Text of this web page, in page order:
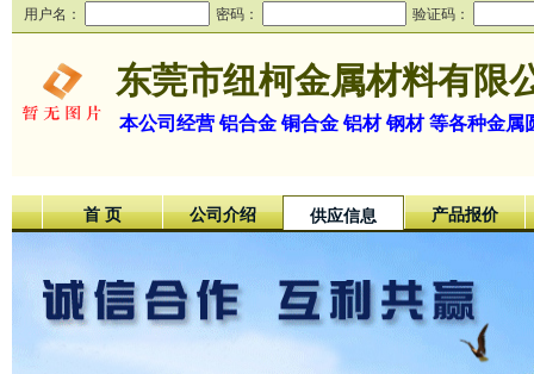
用户名： 密码： 验证码：
东莞市纽柯金属材料有限
本公司经营 铝合金 铜合金 铝材 钢材 等各种金属
首 页 公司介绍 供应信息 产品报价